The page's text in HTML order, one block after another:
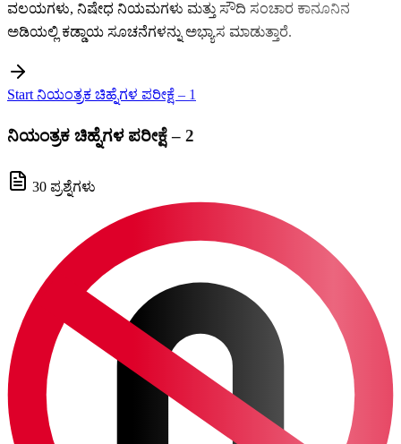
ವಲಯಗಳು, ನಿಷೇಧ ನಿಯಮಗಳು ಮತ್ತು ಸೌದಿ ಸಂಚಾರ ಕಾನೂನಿನ
ಅಡಿಯಲ್ಲಿ ಕಡ್ಡಾಯ ಸೂಚನೆಗಳನ್ನು ಅಭ್ಯಾಸ ಮಾಡುತ್ತಾರೆ.
Start ನಿಯಂತ್ರಕ ಚಿಹ್ನೆಗಳ ಪರೀಕ್ಷೆ – 1
ನಿಯಂತ್ರಕ ಚಿಹ್ನೆಗಳ ಪರೀಕ್ಷೆ – 2
30 ಪ್ರಶ್ನೆಗಳು